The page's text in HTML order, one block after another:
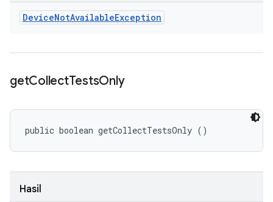
DeviceNotAvailableException
getCollectTestsOnly
public boolean getCollectTestsOnly ()
Hasil